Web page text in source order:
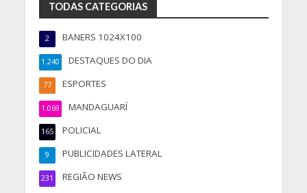
TODAS CATEGORIAS
BANERS 1024X100
2
DESTAQUES DO DIA
1.240
ESPORTES
77
MANDAGUARÍ
1.069
POLICIAL
165
PUBLICIDADES LATERAL
9
REGIÃO NEWS
231